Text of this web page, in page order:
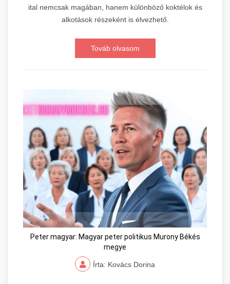
ital nemcsak magában, hanem különböző koktélok és
alkotások részeként is élvezhető.
Továb olvasom
Peter magyar: Magyar peter politikus Murony Békés
megye
Írta: Kovács Dorina